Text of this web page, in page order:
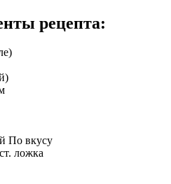
рецепта:
По вкусу
ложка